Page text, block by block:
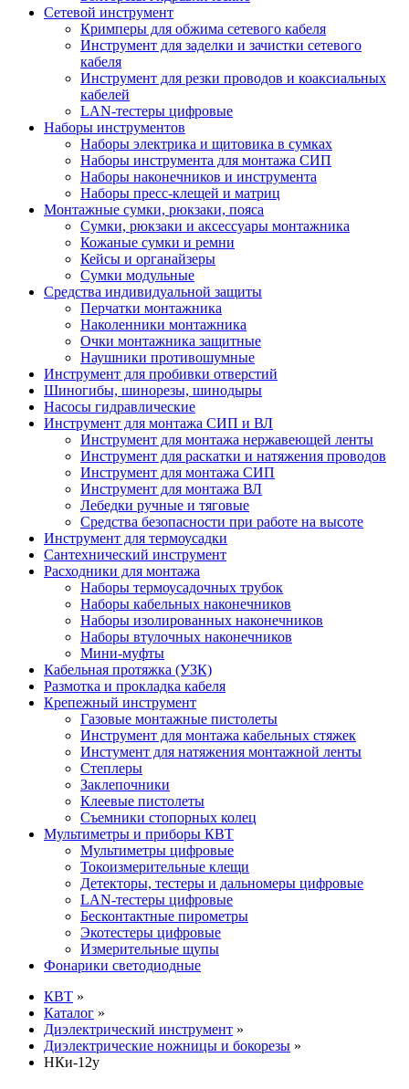
Сетевой инструмент
Кримперы для обжима сетевого кабеля
Инструмент для заделки и зачистки сетевого
кабеля
Инструмент для резки проводов и коаксиальных
кабелей
LAN-тестеры цифровые
Наборы инструментов
Наборы электрика и щитовика в сумках
Наборы инструмента для монтажа СИП
Наборы наконечников и инструмента
Наборы пресс-клещей и матриц
Монтажные сумки, рюкзаки, пояса
Сумки, рюкзаки и аксессуары монтажника
Кожаные сумки и ремни
Кейсы и органайзеры
Сумки модульные
Средства индивидуальной защиты
Перчатки монтажника
Наколенники монтажника
Очки монтажника защитные
Наушники противошумные
Инструмент для пробивки отверстий
Шиногибы, шинорезы, шинодыры
Насосы гидравлические
Инструмент для монтажа СИП и ВЛ
Инструмент для монтажа нержавеющей ленты
Инструмент для раскатки и натяжения проводов
Инструмент для монтажа СИП
Инструмент для монтажа ВЛ
Лебедки ручные и тяговые
Средства безопасности при работе на высоте
Инструмент для термоусадки
Сантехнический инструмент
Расходники для монтажа
Наборы термоусадочных трубок
Наборы кабельных наконечников
Наборы изолированных наконечников
Наборы втулочных наконечников
Мини-муфты
Кабельная протяжка (УЗК)
Размотка и прокладка кабеля
Крепежный инструмент
Газовые монтажные пистолеты
Инструмент для монтажа кабельных стяжек
Инстумент для натяжения монтажной ленты
Степлеры
Заклепочники
Клеевые пистолеты
Съемники стопорных колец
Мультиметры и приборы КВТ
Мультиметры цифровые
Токоизмерительные клещи
Детекторы, тестеры и дальномеры цифровые
LAN-тестеры цифровые
Бесконтактные пирометры
Экотестеры цифровые
Измерительные щупы
Фонарики светодиодные
КВТ »
Каталог »
Диэлектрический инструмент »
Диэлектрические ножницы и бокорезы »
НКи-12у